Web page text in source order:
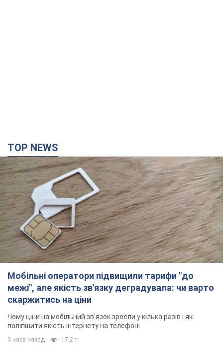
Мобільні оператори підвищили тарифи "до
межі", але якість зв'язку деградувала: чи варто
скаржитись на ціни
Чому ціни на мобільний зв'язок зросли у кілька разів і як
поліпшити якість інтернету на телефоні
3 часа назад 17,2 т.
В окупованій Ялті прогриміли потужні вибухи:
валить чорний дим. Фото і відео
2,0 т.
У Коблевому на Миколаївщині стався вибух у
морі: загинув чоловік, є постраждалі
Чоловік, ймовірно, підірвався на морській міні